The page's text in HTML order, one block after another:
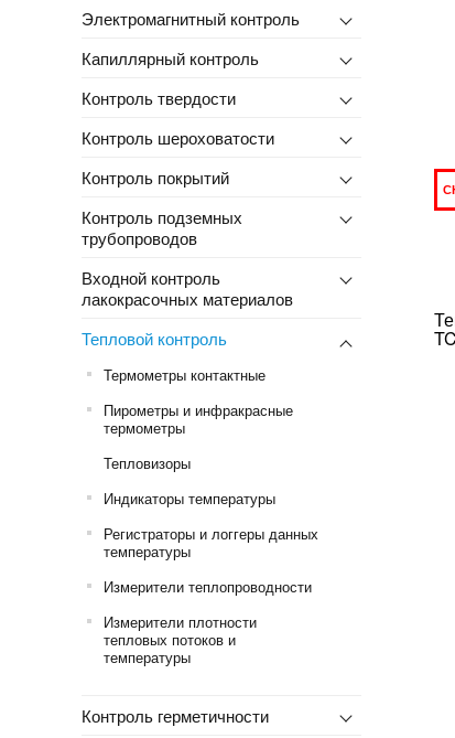
Электромагнитный контроль
Капиллярный контроль
Контроль твердости
Контроль шероховатости
Контроль покрытий
Контроль подземных
трубопроводов
Входной контроль
лакокрасочных материалов
Тепловой контроль
Термометры контактные
Пирометры и инфракрасные
термометры
Тепловизоры
Индикаторы температуры
Регистраторы и логгеры данных
температуры
Измерители теплопроводности
Измерители плотности
тепловых потоков и
температуры
Контроль герметичности